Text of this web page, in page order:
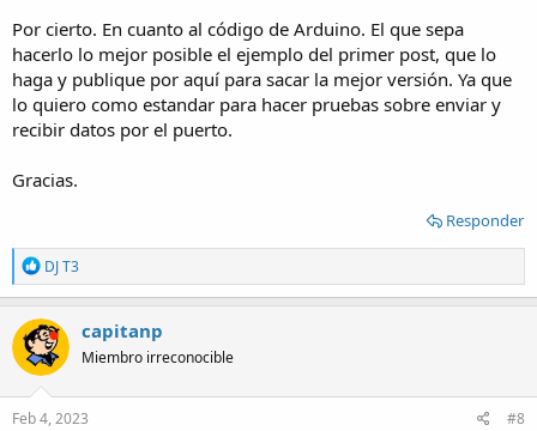
Por cierto. En cuanto al código de Arduino. El que sepa
hacerlo lo mejor posible el ejemplo del primer post, que lo
haga y publique por aquí para sacar la mejor versión. Ya que
lo quiero como estandar para hacer pruebas sobre enviar y
recibir datos por el puerto.
Gracias.
Responder
R
e
a
c
t
i
o
n
s
DJ T3
capitanp
Miembro irreconocible
Feb 4, 2023 #8